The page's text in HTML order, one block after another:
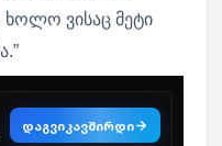
ხოლო ვისაც მეტი